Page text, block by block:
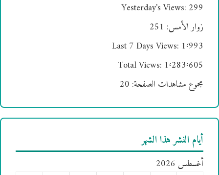
Yesterday's Views: 299
زوار الأمس: 251
Last 7 Days Views: 1٬993
Total Views: 1٬283٬605
مجموع مشاهدات الصفحة: 20
أيام النشر هذا الشهر
أغسطس 2026